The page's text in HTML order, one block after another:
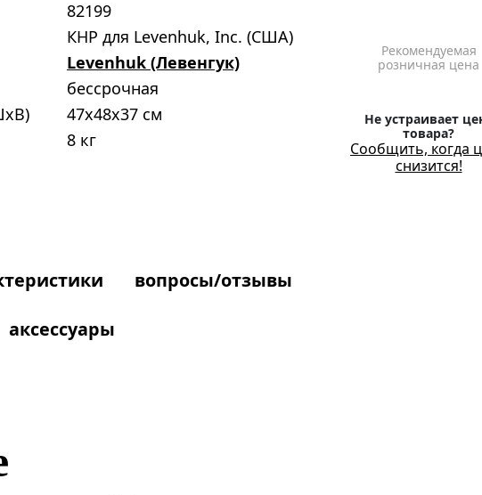
Рекомендуемая
розничная цена
Не устраивает
товара?
Сообщить, когда
снизится!
82199
КНР для Levenhuk, Inc. (США)
Levenhuk (Левенгук)
бессрочная
47x48x37 см
8 кг
вопросы/отзывы
аксессуары